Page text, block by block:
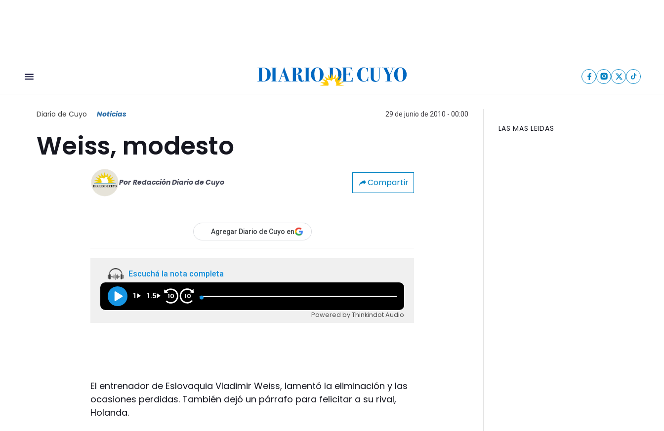
Diario de Cuyo Noticias 29 de junio de 2010 - 00:00
Weiss, modesto
Por Redacción Diario de Cuyo Compartir
Agregar Diario de Cuyo en
Escuchá la nota completa
1 1.5 10 10
Powered by Thinkindot Audio
El entrenador de Eslovaquia Vladimir Weiss, lamentó la eliminación y las
ocasiones perdidas. También dejó un párrafo para felicitar a su rival,
Holanda.
LAS MAS LEIDAS